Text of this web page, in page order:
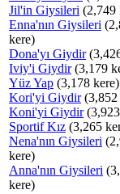
Jil'in Giysileri (2,749
Enna'nın Giysileri
kere)
Dona'yı Giydir
Iviy'i Giydir(3,179
Yüz Yap (3,178 kere)
Kori'yi Giydir(3,852
Koni'yi Giydir
Sportif Kız (3,265
Nena'nın Giysileri
kere)
Anna'nın Giysileri
kere)